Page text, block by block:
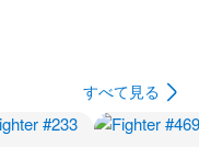
すべて見る